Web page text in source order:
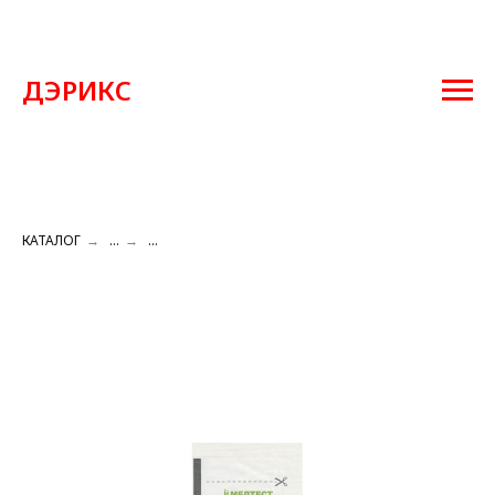
ДЭРИКС
КАТАЛОГ → ... → ...